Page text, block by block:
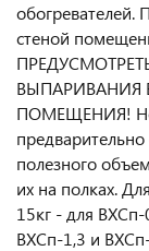
обогревателей.
стеной
ПОМЕЩЕНИЯ!
полезного
их на полках.
15кг - для
ВХСп-1,3 и